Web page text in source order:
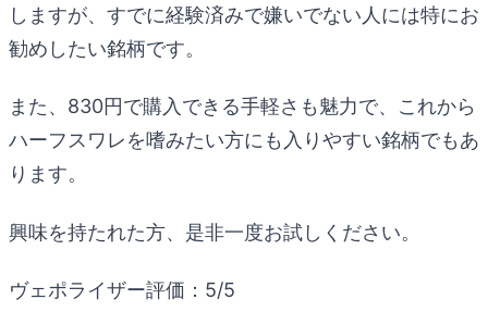
しますが、すでに経験済みで嫌いでない人には特にお
勧めしたい銘柄です。
また、830円で購入できる手軽さも魅力で、これから
ハーフスワレを嗜みたい方にも入りやすい銘柄でもあ
ります。
興味を持たれた方、是非一度お試しください。
ヴェポライザー評価：5/5